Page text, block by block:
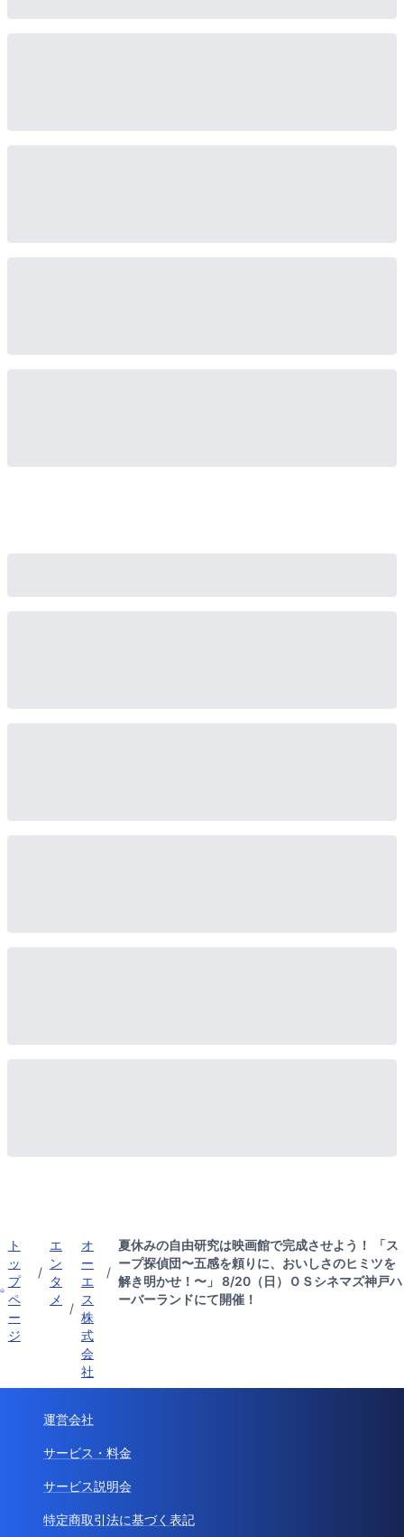
ト
ッ
プ
ペ
ー
ジ
/
エ
ン
タ
メ
/
オ
ー
エ
ス
株
式
会
社
/
夏休みの自由研究は映画館で完成させよう！ 「ス
ープ探偵団〜五感を頼りに、おいしさのヒミツを
解き明かせ！〜」 8/20（日）ＯＳシネマズ神戸ハ
ーバーランドにて開催！
運営会社
サービス・料金
サービス説明会
特定商取引法に基づく表記